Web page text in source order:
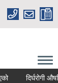
दिर्घरोगी